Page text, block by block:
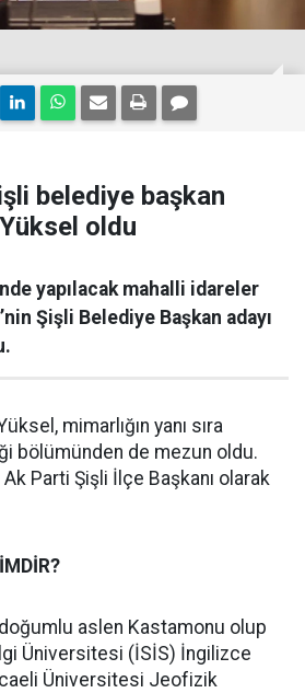
belediye başkan
oldu
yapılacak mahalli idareler
Şişli Belediye Başkan adayı
mimarlığın yanı sıra
bölümünden de mezun oldu.
Parti Şişli İlçe Başkanı olarak
aslen Kastamonu olup
Üniversitesi (İSİS) İngilizce
Üniversitesi Jeofizik